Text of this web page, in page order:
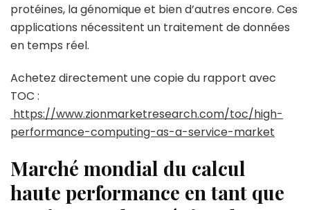
protéines, la génomique et bien d’autres encore. Ces
applications nécessitent un traitement de données
en temps réel.
Achetez directement une copie du rapport avec
TOC :
https://www.zionmarketresearch.com/toc/high-
performance-computing-as-a-service-market
Marché mondial du calcul
haute performance en tant que